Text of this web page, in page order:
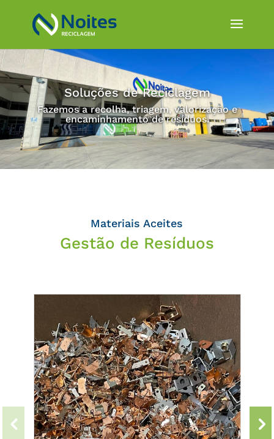
Soluções de Reciclagem
Fazemos a recolha, triagem, valorização e
encaminhamento de resíduos.
Materiais Aceites
Gestão de Resíduos